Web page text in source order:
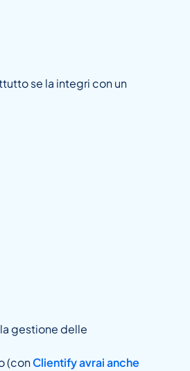
se la integri con un
gestione delle
(conClientify avrai anche